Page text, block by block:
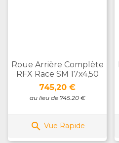
Roue Arrière Complète
RFX Race SM 17x4,50
Prix
745,20 €
au lieu de 745.20 €
 Vue Rapide